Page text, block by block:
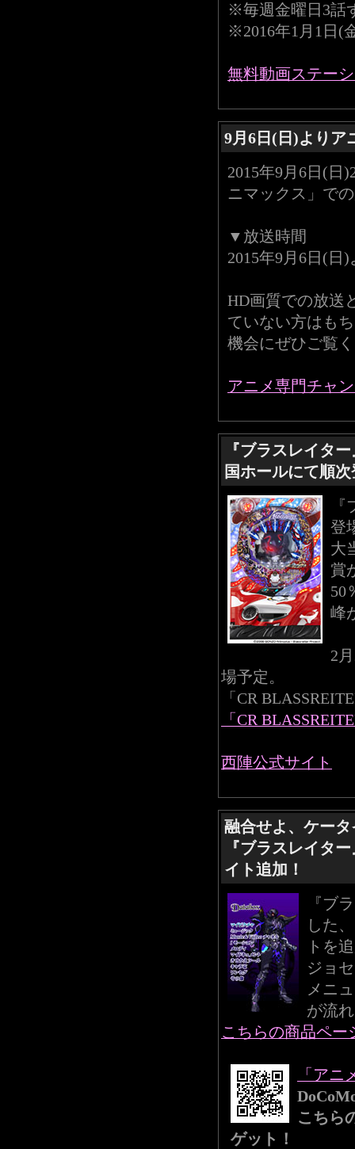
※毎週金曜日3話
※2016年1月1日(
無料動画ステー
9月6日(日)よりア
2015年9月6日(日
ニマックス」で
▼放送時間
2015年9月6日(日
HD画質での放送
ていない方はも
機会にぜひご覧
アニメ専門チャ
『ブラスレイタ
国ホールにて順
登
大
賞
50
峰
2
場予定。
「CR
「CR
西陣公式サイト
融合せよ、ケー
『ブラスレイタ
イト追加！
『ブ
した
トを
ジョ
メニ
が流
こちらの商品ペー
「アニ
こちら
ゲット！